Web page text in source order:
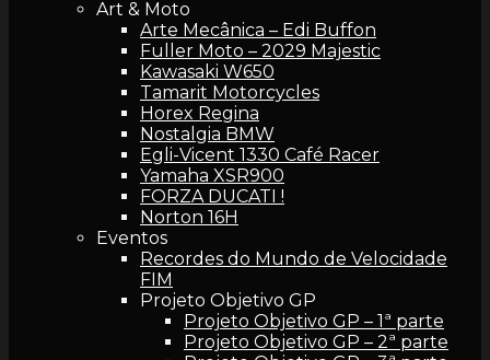
Art & Moto
Arte Mecânica – Edi Buffon
Fuller Moto – 2029 Majestic
Kawasaki W650
Tamarit Motorcycles
Horex Regina
Nostalgia BMW
Egli-Vicent 1330 Café Racer
Yamaha XSR900
FORZA DUCATI !
Norton 16H
Eventos
Recordes do Mundo de Velocidade
FIM
Projeto Objetivo GP
Projeto Objetivo GP – 1ª parte
Projeto Objetivo GP – 2ª parte